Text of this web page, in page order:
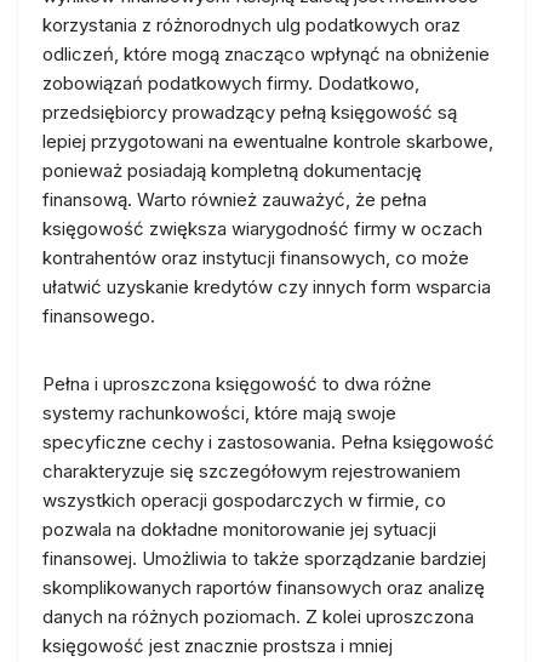
korzystania z różnorodnych ulg podatkowych oraz
odliczeń, które mogą znacząco wpłynąć na obniżenie
zobowiązań podatkowych firmy. Dodatkowo,
przedsiębiorcy prowadzący pełną księgowość są
lepiej przygotowani na ewentualne kontrole skarbowe,
ponieważ posiadają kompletną dokumentację
finansową. Warto również zauważyć, że pełna
księgowość zwiększa wiarygodność firmy w oczach
kontrahentów oraz instytucji finansowych, co może
ułatwić uzyskanie kredytów czy innych form wsparcia
finansowego.
Pełna i uproszczona księgowość to dwa różne
systemy rachunkowości, które mają swoje
specyficzne cechy i zastosowania. Pełna księgowość
charakteryzuje się szczegółowym rejestrowaniem
wszystkich operacji gospodarczych w firmie, co
pozwala na dokładne monitorowanie jej sytuacji
finansowej. Umożliwia to także sporządzanie bardziej
skomplikowanych raportów finansowych oraz analizę
danych na różnych poziomach. Z kolei uproszczona
księgowość jest znacznie prostsza i mniej